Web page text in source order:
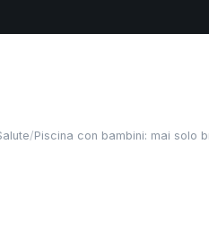
/Piscina con bambini: mai solo